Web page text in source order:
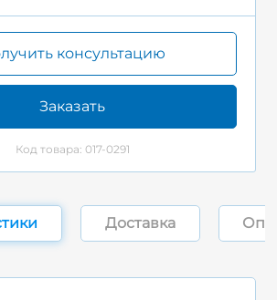
консультацию
Заказать
Код товара: 017-0291
Доставка